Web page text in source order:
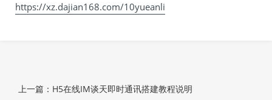
https://xz.dajian168.com/10yueanli
上一篇：H5在线IM谈天即时通讯搭建教程说明